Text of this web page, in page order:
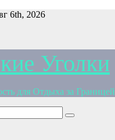
6th, 2026
Уголки
для Отдыха за Границей